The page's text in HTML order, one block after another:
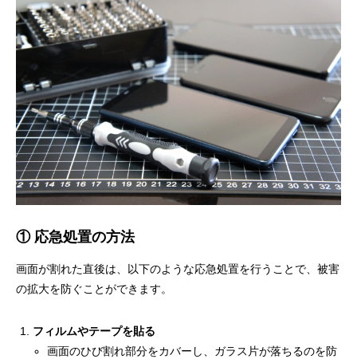
① 応急処置の方法
画面が割れた直後は、以下のような応急処置を行うことで、被害
の拡大を防ぐことができます。
フィルムやテープを貼る
画面のひび割れ部分をカバーし、ガラス片が落ちるのを防